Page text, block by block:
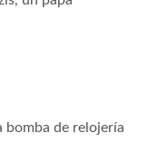
bomba de relojería